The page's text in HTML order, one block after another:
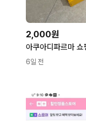
2,000원
6일 전